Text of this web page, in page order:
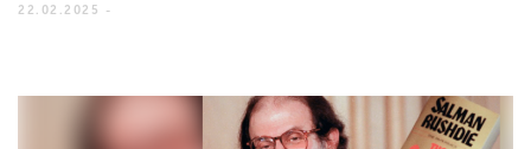
22.02.2025 -